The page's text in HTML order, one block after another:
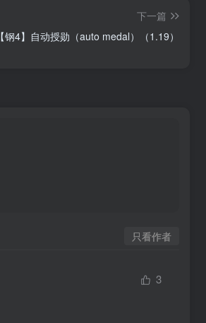
下一篇
【钢4】自动授勋（auto medal）（1.19）
只看作者
3